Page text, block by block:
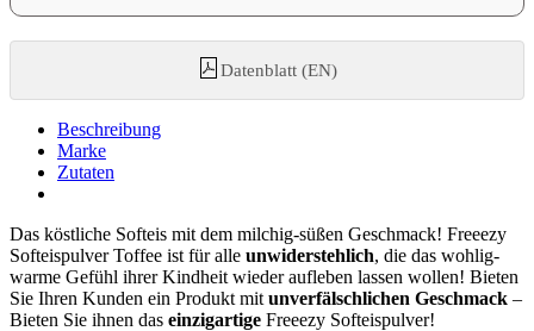
Datenblatt (EN)
Beschreibung
Marke
Zutaten
Das köstliche Softeis mit dem milchig-süßen Geschmack! Freeezy
Softeispulver Toffee ist für alle unwiderstehlich, die das wohlig-
warme Gefühl ihrer Kindheit wieder aufleben lassen wollen! Bieten
Sie Ihren Kunden ein Produkt mit unverfälschlichen Geschmack –
Bieten Sie ihnen das einzigartige Freeezy Softeispulver!